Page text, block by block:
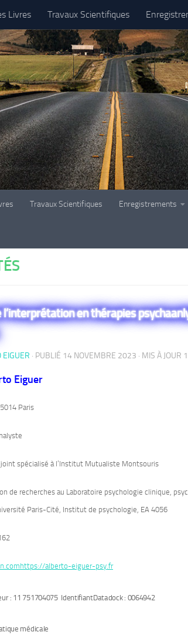
Livres Travaux Scientifiques
Travaux Scientifiques Enregistrements
l’interprétation en thérapies
EIGUER · PUBLIÉ 14 NOVEMBRE 2023 · MIS À JOUR
Eiguer
Paris
spécialisé à l’Institut Mutualiste Montsouris
de recherches au Laboratoire psychologie clinique,
Paris-Cité, Institut de psychologie, EA 4056
https://alberto-eiguer-psy.fr
: 11 751704075 IdentifiantDatadock : 0064942
médicale